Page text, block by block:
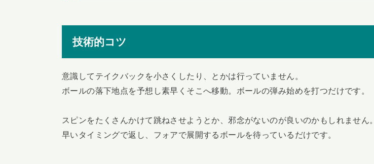
技術的コツ
意識してテイクバックを小さくしたり、とかは行っていません。
ボールの落下地点を予想し素早くそこへ移動。ボールの弾み始めを打つだけです。
スピンをたくさんかけて跳ねさせようとか、邪念がないのが良いのかもしれません。
早いタイミングで返し、フォアで展開するボールを待っているだけです。